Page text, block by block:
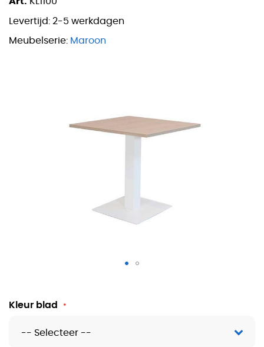
Levertijd: 2-5 werkdagen
Meubelserie: Maroon
Kolomtafel vierkant
Kleur blad